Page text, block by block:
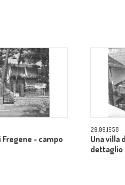
Fregene - campo
29.09.1958
Una villa
dettaglio